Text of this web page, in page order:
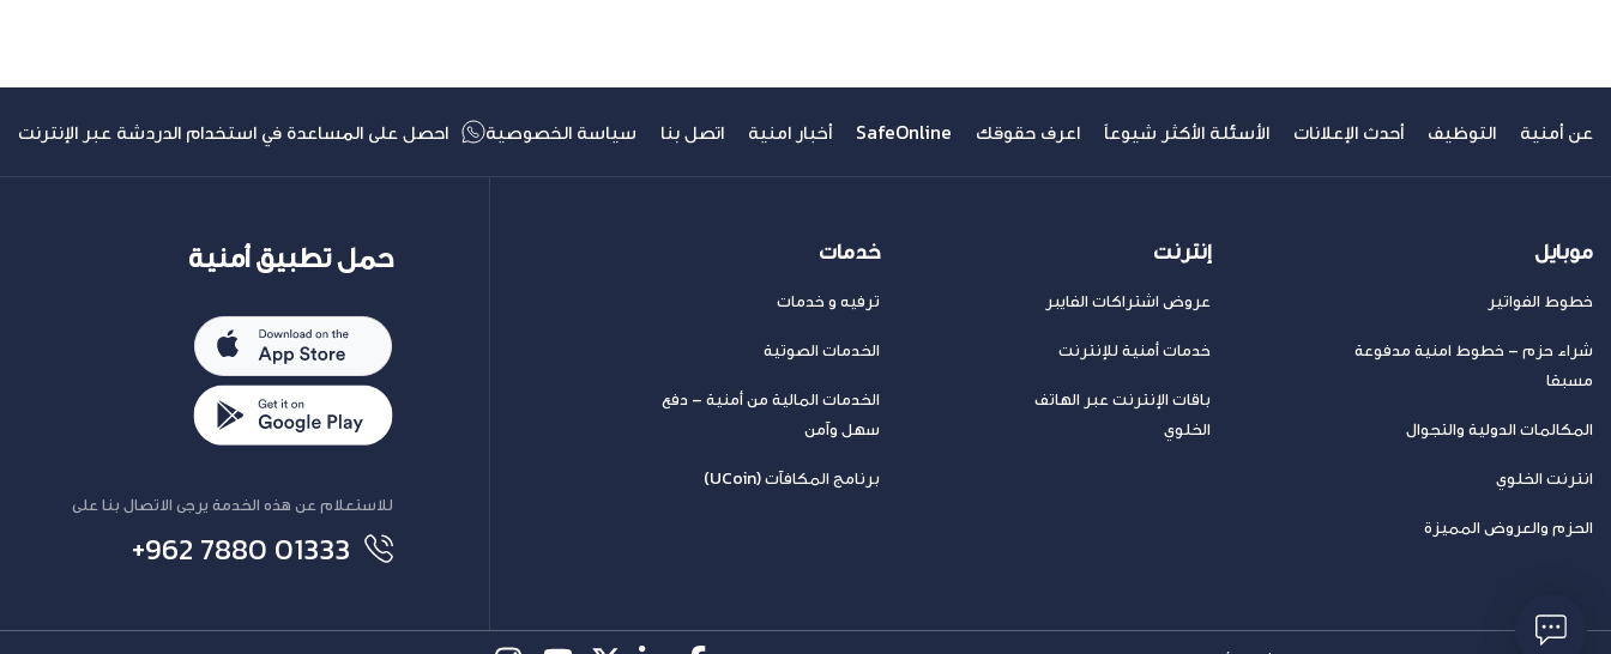
عن أمنية التوظيف أحدث الإعلانات الأسئلة الأكثر شيوعاً اعرف حقوقك SafeOnline أخبار امنية اتصل بنا سياسة الخصوصية احصل على المساعدة في استخدام الدردشة عبر الإنترنت
موبايل
خطوط الفواتير
شراء حزم – خطوط امنية مدفوعة
مسبقا
المكالمات الدولية والتجوال
انترنت الخلوي
الحزم والعروض المميزة
إنترنت
عروض اشتراكات الفايبر
خدمات أمنية للإنترنت
باقات الإنترنت عبر الهاتف
الخلوي
خدمات
ترفيه و خدمات
الخدمات الصوتية
الخدمات المالية من أمنية – دفع
سهل وآمن
برنامج المكافآت (UCoin)
حمل تطبيق أمنية
للاستعلام عن هذه الخدمة يرجى الاتصال بنا على
+962 7880 01333